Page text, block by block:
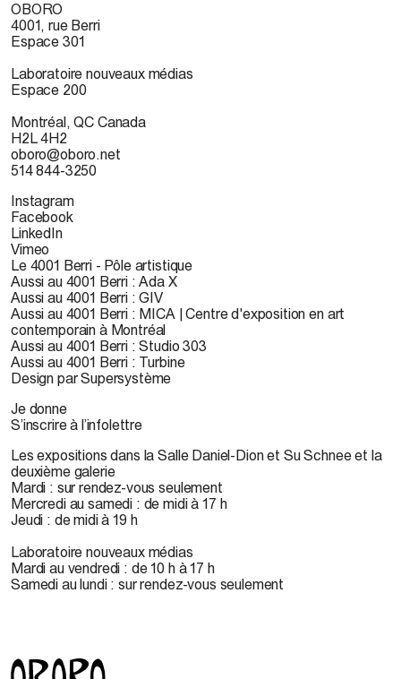
OBORO
4001, rue Berri
Espace 301
Laboratoire nouveaux médias
Espace 200
Montréal, QC Canada
H2L 4H2
oboro@oboro.net
514 844-3250
Instagram
Facebook
LinkedIn
Vimeo
Le 4001 Berri - Pôle artistique
Aussi au 4001 Berri : Ada X
Aussi au 4001 Berri : GIV
Aussi au 4001 Berri : MICA | Centre d'exposition en art
contemporain à Montréal
Aussi au 4001 Berri : Studio 303
Aussi au 4001 Berri : Turbine
Design par Supersystème
Je donne
S’inscrire à l’infolettre
Les expositions dans la Salle Daniel-Dion et Su Schnee et la
deuxième galerie
Mardi : sur rendez-vous seulement
Mercredi au samedi : de midi à 17 h
Jeudi : de midi à 19 h
Laboratoire nouveaux médias
Mardi au vendredi : de 10 h à 17 h
Samedi au lundi : sur rendez-vous seulement